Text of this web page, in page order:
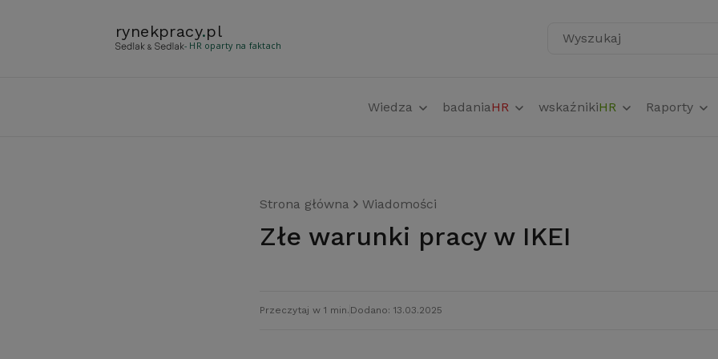
rynekpracy.pl
- HR oparty na faktach Wyszukaj
Wiedza badaniaHR wskaźnikiHR Raporty
Strona główna Wiadomości
Złe warunki pracy w IKEI
Przeczytaj w 1 min. Dodano: 13.03.2025